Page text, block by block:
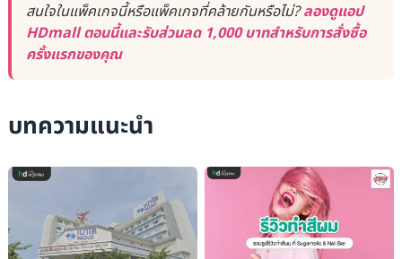
สนใจในแพ็คเกจนี้หรือแพ็คเกจที่คล้ายกันหรือไม่?ลองดูแอป
HDmall ตอนนี้และรับส่วนลด 1,000 บาทสำหรับการสั่งซื้อ
ครั้งแรกของคุณ
บทความแนะนำ